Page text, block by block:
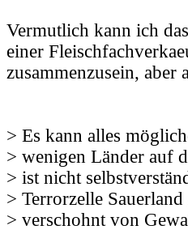
Vermutlich kann ich
einer
zusammenzusein, aber
> Es kann alles
> wenigen Länder auf
> ist nicht
> Terrorzelle
> verschohnt von